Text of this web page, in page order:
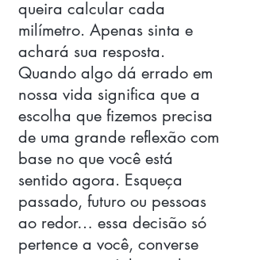
queira calcular cada
milímetro. Apenas sinta e
achará sua resposta.
Quando algo dá errado em
nossa vida significa que a
escolha que fizemos precisa
de uma grande reflexão com
base no que você está
sentido agora. Esqueça
passado, futuro ou pessoas
ao redor… essa decisão só
pertence a você, converse